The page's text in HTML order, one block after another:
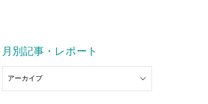
月別記事・レポート